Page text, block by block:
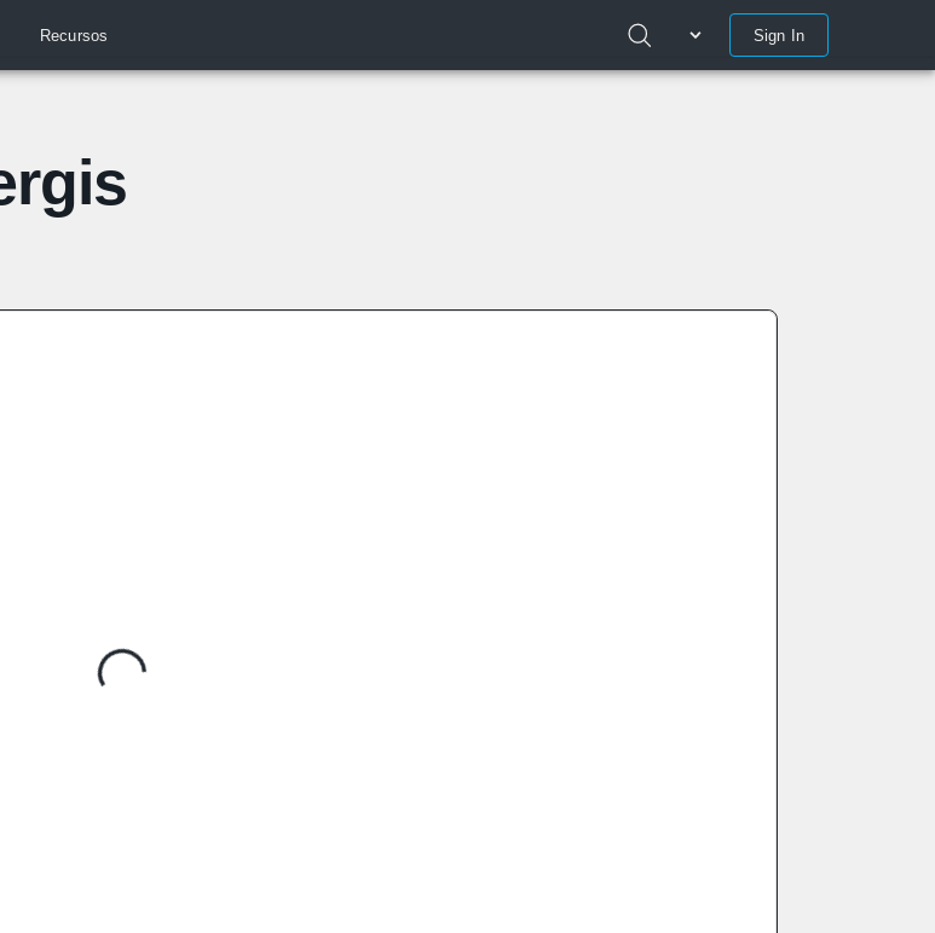
Recursos Sign In